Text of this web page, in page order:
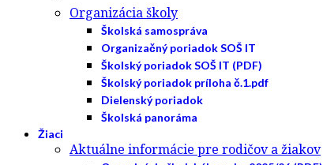
Organizácia školy
Školská samospráva
Organizačný poriadok SOŠ IT
Školský poriadok SOŠ IT (PDF)
Školský poriadok príloha č.1.pdf
Dielenský poriadok
Školská panoráma
Žiaci
Aktuálne informácie pre rodičov a žiakov